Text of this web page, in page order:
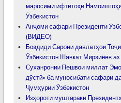
маросими ифтитоҳи
Ӯзбекистон
Анҷоми сафари Президенти
(ВИДЕО)
Боздиди Сарони давлатҳои
Ӯзбекистон Шавкат Мирзиёев
Суханронии Пешвои миллат
дӯстӣ» ба муносибати сафари
Ҷумҳурии Ӯзбекистон
Изҳороти муштараки